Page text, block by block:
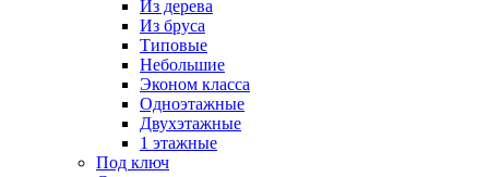
Из дерева
Из бруса
Типовые
Небольшие
Эконом класса
Одноэтажные
Двухэтажные
1 этажные
Под ключ